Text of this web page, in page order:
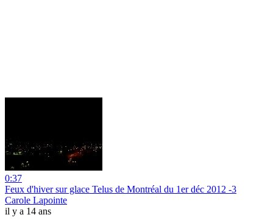
0:37
Feux d'hiver sur glace Telus de Montréal du 1er déc 2012 -3
Carole Lapointe
il y a 14 ans